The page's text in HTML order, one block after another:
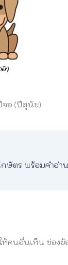
จอ (ปีสุนัข)
ห้คนอื่นเห็น ช่องข้